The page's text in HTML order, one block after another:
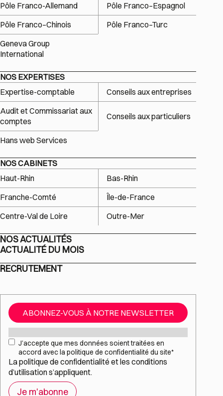
Pôle Franco-Allemand
Pôle Franco–Espagnol
Pôle Franco–Chinois
Pôle Franco–Turc
Geneva Group
International
NOS EXPERTISES
Expertise-comptable
Conseils aux entreprises
Audit et Commissariat aux
comptes
Conseils aux particuliers
Hans web Services
NOS CABINETS
Haut-Rhin
Bas-Rhin
Franche-Comté
Île-de-France
Centre-Val de Loire
Outre-Mer
NOS ACTUALITÉS
ACTUALITÉ DU MOIS
RECRUTEMENT
ABONNEZ-VOUS À NOTRE NEWSLETTER
RGPD*
J’accepte que mes données soient traitées en
accord avec la politique de confidentialité du site*
Lapolitique de confidentialité et les conditions
d’utilisations’appliquent.